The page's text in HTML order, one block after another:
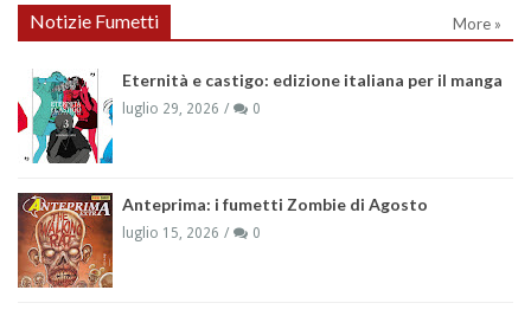
Notizie Fumetti More »
Eternità e castigo: edizione italiana per il manga
luglio 29, 2026 0
Anteprima: i fumetti Zombie di Agosto
luglio 15, 2026 0